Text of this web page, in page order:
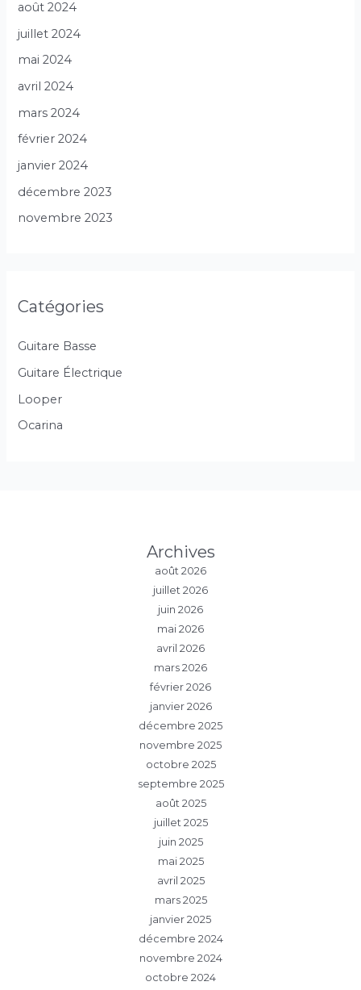
août 2024
juillet 2024
mai 2024
avril 2024
mars 2024
février 2024
janvier 2024
décembre 2023
novembre 2023
Catégories
Guitare Basse
Guitare Électrique
Looper
Ocarina
Archives
août 2026
juillet 2026
juin 2026
mai 2026
avril 2026
mars 2026
février 2026
janvier 2026
décembre 2025
novembre 2025
octobre 2025
septembre 2025
août 2025
juillet 2025
juin 2025
mai 2025
avril 2025
mars 2025
janvier 2025
décembre 2024
novembre 2024
octobre 2024